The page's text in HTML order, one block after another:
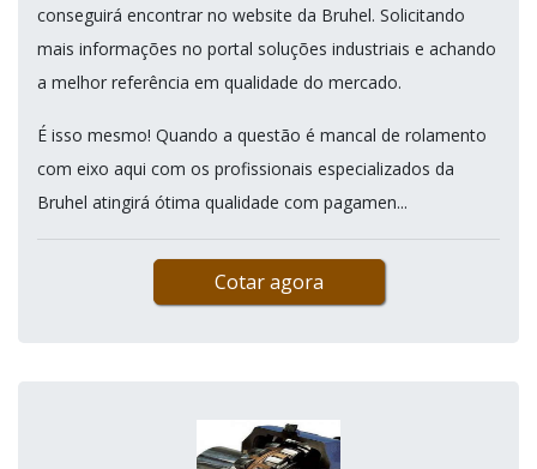
conseguirá encontrar no website da Bruhel. Solicitando
mais informações no portal soluções industriais e achando
a melhor referência em qualidade do mercado.
É isso mesmo! Quando a questão é mancal de rolamento
com eixo aqui com os profissionais especializados da
Bruhel atingirá ótima qualidade com pagamen...
Cotar agora